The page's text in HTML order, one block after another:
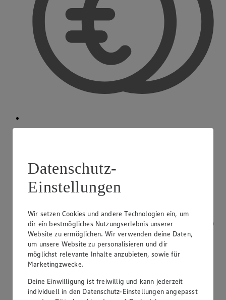
Datenschutz-
Einstellungen
Wir setzen Cookies und andere Technologien ein, um
dir ein bestmögliches Nutzungserlebnis unserer
Website zu ermöglichen. Wir verwenden deine Daten,
um unsere Website zu personalisieren und dir
möglichst relevante Inhalte anzubieten, sowie für
Marketingzwecke.
Deine Einwilligung ist freiwillig und kann jederzeit
individuell in den Datenschutz-Einstellungen angepasst